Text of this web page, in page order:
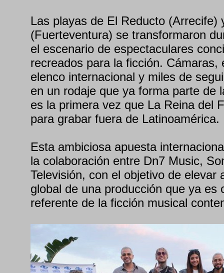
Las playas de El Reducto (Arrecife)
(Fuerteventura) se transformaron
el escenario de espectaculares
recreados para la ficción. Cámaras,
elenco internacional y miles de
en un rodaje que ya forma parte de
es la primera vez que La Reina del
para grabar fuera de Latinoamérica.
Esta ambiciosa apuesta
la colaboración entre Dn7 Music,
Televisión, con el objetivo de elevar
global de una producción que ya es
referente de la ficción musical